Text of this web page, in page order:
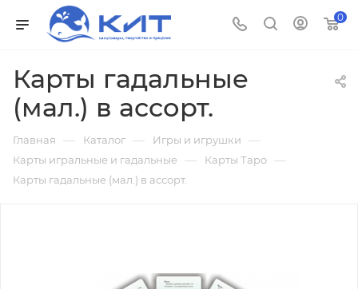
0
Карты гадальные
(мал.) в ассорт.
Главная — Каталог — Игры и игрушки —
Карты игральные и гадальные — Карты Таро —
Карты гадальные (мал.) в ассорт.